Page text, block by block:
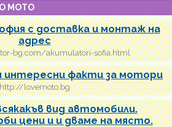
МОТО
с доставка и монтаж на
адрес
bg.com/akumulatori-sofia.html
интересни факти за мотори
lovemoto.bg
вид автомобили.
цени и и дваме на място.